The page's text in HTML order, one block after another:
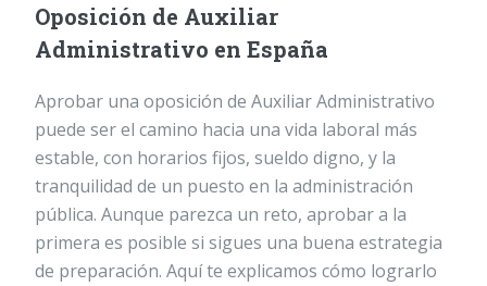
Oposición de Auxiliar
Administrativo en España
Aprobar una oposición de Auxiliar Administrativo
puede ser el camino hacia una vida laboral más
estable, con horarios fijos, sueldo digno, y la
tranquilidad de un puesto en la administración
pública. Aunque parezca un reto, aprobar a la
primera es posible si sigues una buena estrategia
de preparación. Aquí te explicamos cómo lograrlo